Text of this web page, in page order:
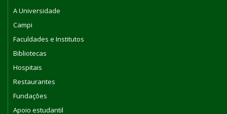
A Universidade
Campi
Faculdades e Institutos
Bibliotecas
Hospitais
Restaurantes
Fundações
Apoio estudantil